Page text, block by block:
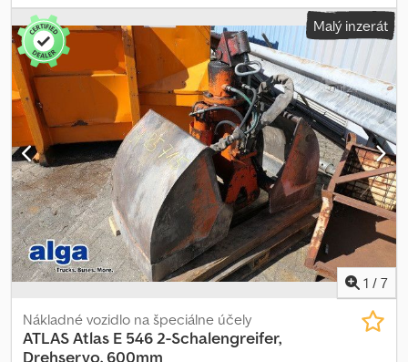
kW, 4-stĺpový, vzdialenosť medzi stĺpmi 3.350 mm, rozchod
nastaviteľný, celkové rozmery: (DxŠxV) 7.500x4.000x2.500 mm
Codpfoqayxvex Af Uoha
Malý inzerát
1 / 7
Nákladné vozidlo na špeciálne účely
ATLASAtlas E 546 2-Schalengreifer,
Drehservo, 600mm